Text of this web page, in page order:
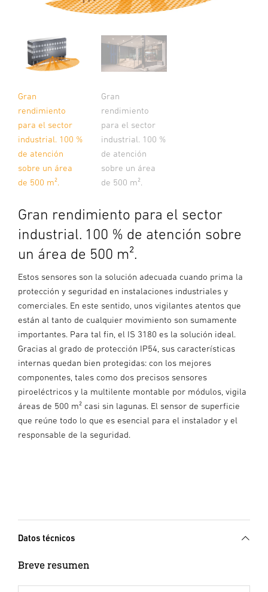
Gran
rendimiento
para el sector
industrial. 100 %
de atención
sobre un área
de 500 m².
Gran
rendimiento
para el sector
industrial. 100 %
de atención
sobre un área
de 500 m².
Gran rendimiento para el sector
industrial. 100 % de atención sobre
un área de 500 m².
Estos sensores son la solución adecuada cuando prima la
protección y seguridad en instalaciones industriales y
comerciales. En este sentido, unos vigilantes atentos que
están al tanto de cualquier movimiento son sumamente
importantes. Para tal fin, el IS 3180 es la solución ideal.
Gracias al grado de protección IP54, sus características
internas quedan bien protegidas: con los mejores
componentes, tales como dos precisos sensores
piroeléctricos y la multilente montable por módulos, vigila
áreas de 500 m² casi sin lagunas. El sensor de superficie
que reúne todo lo que es esencial para el instalador y el
responsable de la seguridad.
Datos técnicos
Breve resumen